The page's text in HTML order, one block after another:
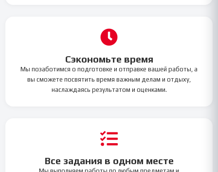
Сэкономьте время
Мы позаботимся о подготовке и отправке вашей работы, а
вы сможете посвятить время важным делам и отдыху,
наслаждаясь результатом и оценками.
Все задания в одном месте